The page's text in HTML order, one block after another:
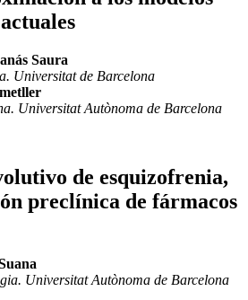
Saura
Universitat de Barcelona
Universitat Autònoma de Barcelona
de esquizofrenia,
preclínica de fármacos
Universitat Autònoma de Barcelona